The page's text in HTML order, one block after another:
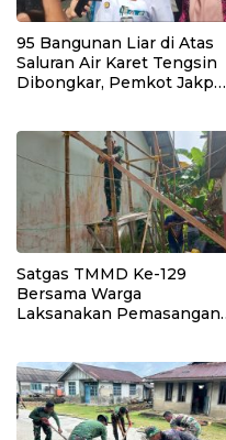
95 Bangunan Liar di Atas
Saluran Air Karet Tengsin
Dibongkar, Pemkot Jakpus
Satgas TMMD Ke-129
Bersama Warga
Laksanakan Pemasangan